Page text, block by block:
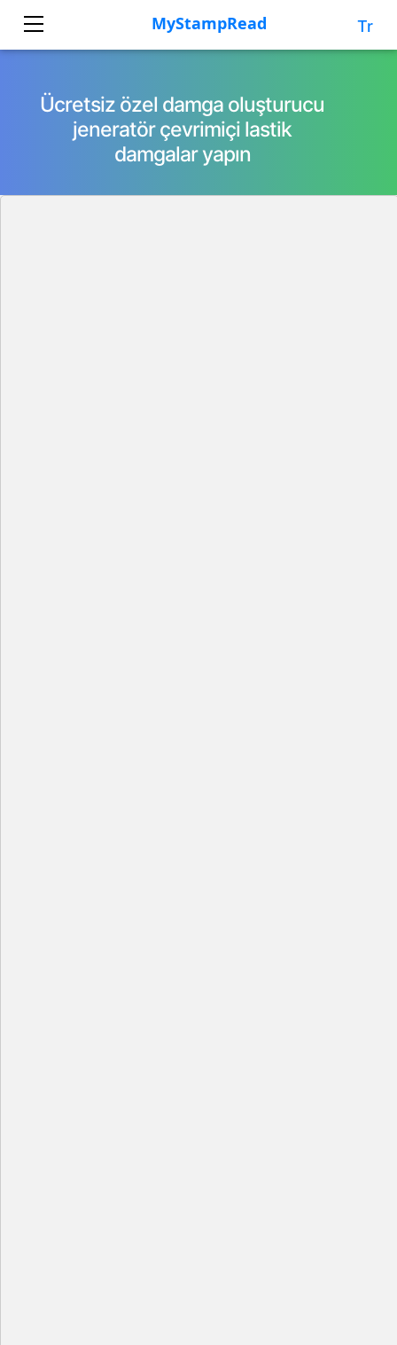
Tr
Ücretsiz özel damga oluşturucu
jeneratör çevrimiçi lastik
damgalar yapın